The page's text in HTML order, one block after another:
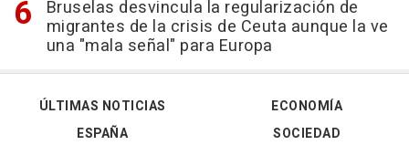
Bruselas desvincula la regularización de
migrantes de la crisis de Ceuta aunque la ve
una "mala señal" para Europa
ÚLTIMAS NOTICIAS
ESPAÑA
ECONOMÍA
SOCIEDAD